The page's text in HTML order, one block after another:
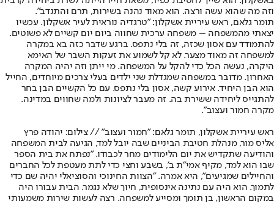
וזה מה שהוא עשה ורצה. הוא מאוד נהנה בשירות, תרם והתנדב".
תומר גלאם, ראש עיריית אשקלון: "טרגדיה נוראית לעיר אשקלון. עכשיו
יצאתי מהמשפחה – משפחה ערכית שחווה ביום יום קשיים לא פשוטים.
להתמודד עם אסון שכזה, זה בלי נתפס. ברגע שדבר כזה בא במקרה
למשפחה זה מאוד מצער. לא קל לשמוע את זעקות השבר של האימא
היקרה, נעשה הכל כדי להקל על המשפחה. מי ייתן וזה יהיה המקרה
האחרון. מדובר במשפחה שמגדלת שני ילדים בעלי צרכים מיוחדים, החייל
הוא הבן היחיד. אירוע קשה, אסון בלי נתפס. עם כל הקשיים הבן בחר
להתגייס ליחידה ששירת בה. זה מעבר לציונות ולמה שחווים במדינה.
מקרה חמור ועצוב".
ראש עיריית אשקלון, תומר גלאם: "חמור ועצוב" // צילום: יהודה פרץ
אליס מור, מנהלת חטיבת הביניים שבה יובל למד, הגיעה לבית המשפחה
והודיעה שתקדיש את יום הלימודים מחר לכבודו. "נפתח את בית הספר
שבו הוא למד, מקיף אמי"ת ב', בשבע וחצי כדי לתת מעטפת לכל החברים
והחיילים שמגיעים", היא אמרה. "הצוות החינוכי והסוציאלי יהיה שם כדי
לתמוך. הוא היה עם נתינה אינסופית, חיוך שלא נגמר. הבית עבורו היה
במקום הראשון, בן תומך ומסייע למשפחה. רצה לעשות שירות משמעותי